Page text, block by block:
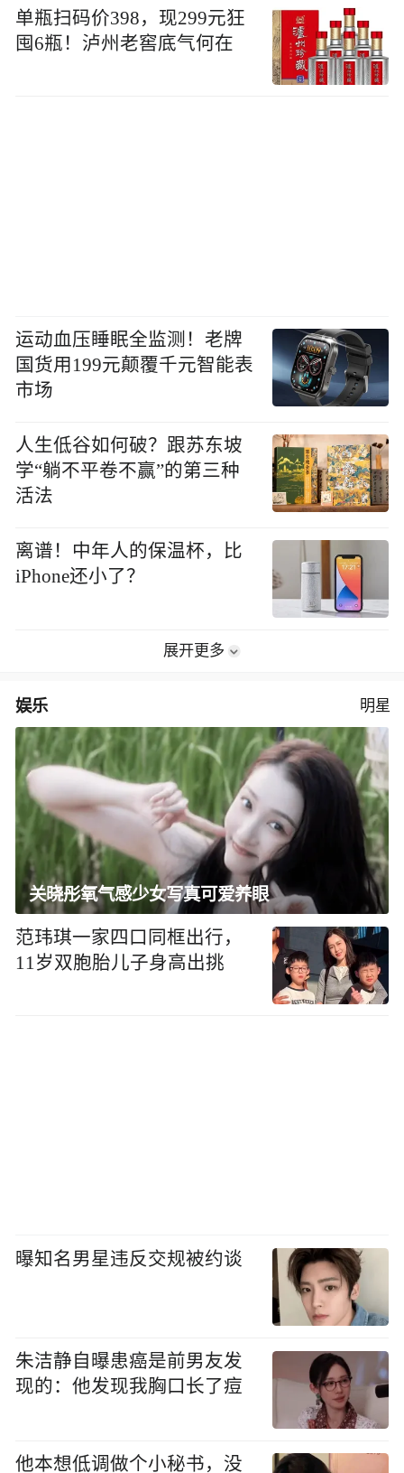
单瓶扫码价398，现299元狂
囤6瓶！泸州老窖底气何在
运动血压睡眠全监测！老牌
国货用199元颠覆千元智能表
市场
人生低谷如何破？跟苏东坡
学“躺不平卷不赢”的第三种
活法
离谱！中年人的保温杯，比
iPhone还小了？
展开更多
娱乐 明星
关晓彤氧气感少女写真可爱养眼
范玮琪一家四口同框出行，
11岁双胞胎儿子身高出挑
曝知名男星违反交规被约谈
朱洁静自曝患癌是前男友发
现的：他发现我胸口长了痘
他本想低调做个小秘书，没